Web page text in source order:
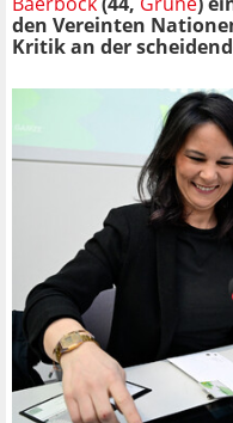
den Vereinten
Kritik an der